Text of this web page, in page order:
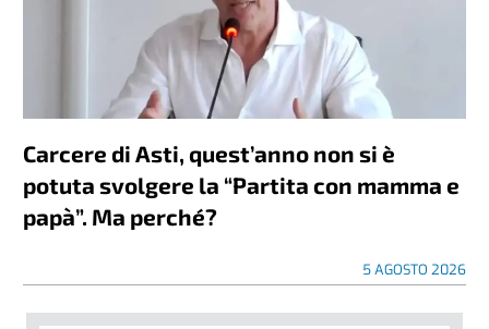
Carcere di Asti, quest’anno non si è
potuta svolgere la “Partita con mamma e
papà”. Ma perché?
5 AGOSTO 2026